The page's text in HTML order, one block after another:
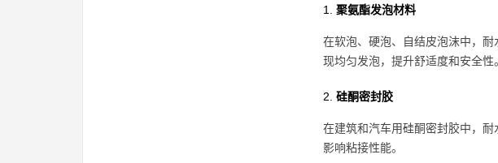
1. 聚氨酯发泡材料
在软泡、硬泡、自结皮泡沫中，
现均匀发泡，提升舒适度和安全性。
2. 硅酮密封胶
在建筑和汽车用硅酮密封胶中，
影响粘接性能。